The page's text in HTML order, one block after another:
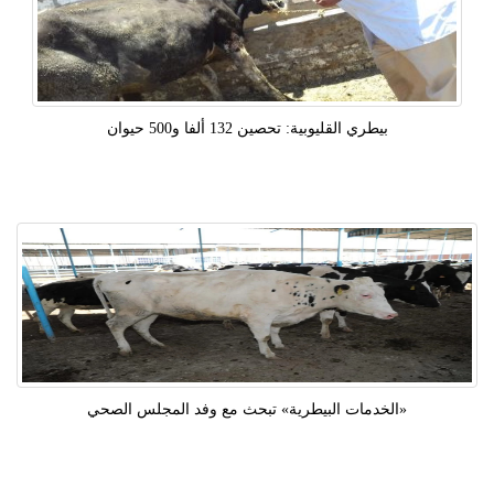
بيطري القليوبية: تحصين 132 ألفا و500 حيوان
«الخدمات البيطرية» تبحث مع وفد المجلس الصحي